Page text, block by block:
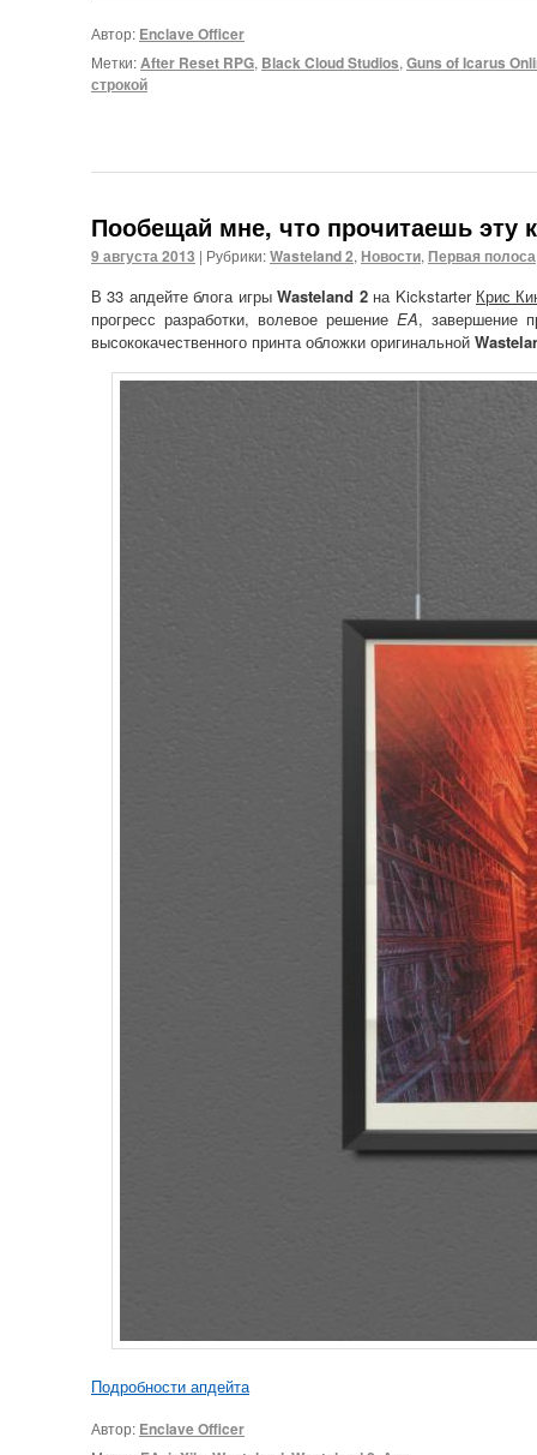
Автор: Enclave Officer
Метки:After Reset RPG, Black Cloud Studios, Guns of Icarus
строкой
Пообещай мне, что прочитаешь эту
9 августа 2013 | Рубрики:Wasteland 2, Новости, Первая полоса
В 33 апдейте блога игрыWasteland 2на Kickstarter Крис
прогресс разработки, волевое решениеEA, завершение
высококачественного принта обложки оригинальной
Подробности апдейта
Автор: Enclave Officer